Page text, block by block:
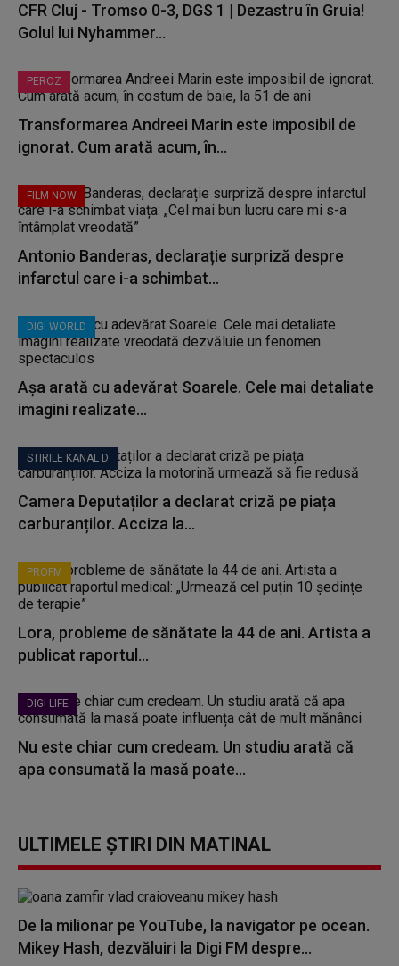
CFR Cluj - Tromso 0-3, DGS 1 | Dezastru în Gruia!
Golul lui Nyhammer...
PEROZ
Transformarea Andreei Marin este imposibil de
ignorat. Cum arată acum, în...
FILM NOW
Antonio Banderas, declarație surpriză despre
infarctul care i-a schimbat...
DIGI WORLD
Așa arată cu adevărat Soarele. Cele mai detaliate
imagini realizate...
STIRILE KANAL D
Camera Deputaților a declarat criză pe piața
carburanților. Acciza la...
PROFM
Lora, probleme de sănătate la 44 de ani. Artista a
publicat raportul...
DIGI LIFE
Nu este chiar cum credeam. Un studiu arată că
apa consumată la masă poate...
ULTIMELE ȘTIRI DIN MATINAL
De la milionar pe YouTube, la navigator pe ocean.
Mikey Hash, dezvăluiri la Digi FM despre...